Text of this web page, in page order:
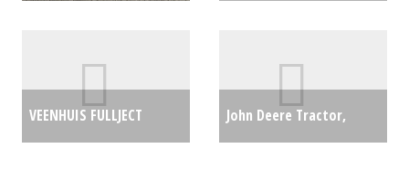
VEENHUIS FULLJECT
John Deere Tractor,